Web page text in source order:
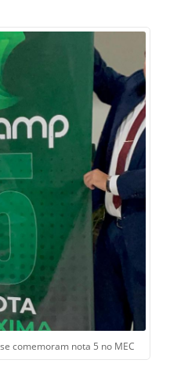
comemoram nota 5 no MEC